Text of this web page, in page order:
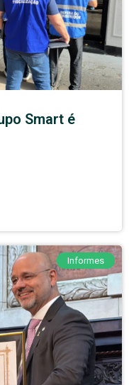
Smart é
Informes